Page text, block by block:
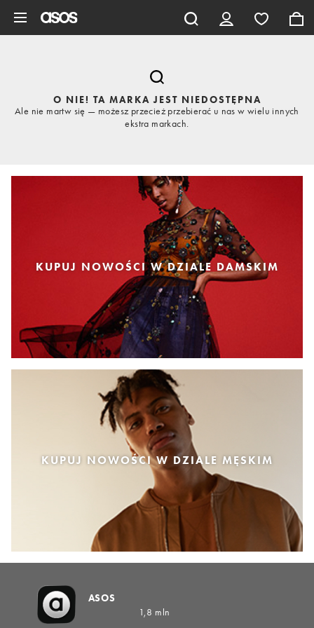
O NIE! TA MARKA JEST NIEDOSTĘPNA
Ale nie martw się — możesz przecież przebierać u nas w wielu innych
ekstra markach.
KUPUJ NOWOŚCI W DZIALE DAMSKIM
KUPUJ NOWOŚCI W DZIALE MĘSKIM
ASOS
1,8 mln